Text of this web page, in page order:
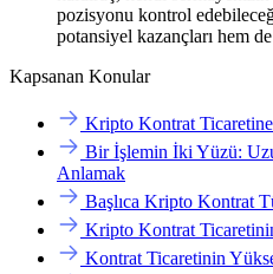
pozisyonu kontrol
potansiyel kazançları hem
Kapsanan Konular
Kripto Kontrat
Bir İşlemin İki Yüzü:
Anlamak
Başlıca Kripto Kontrat
Kripto Kontrat
Kontrat Ticaretinin